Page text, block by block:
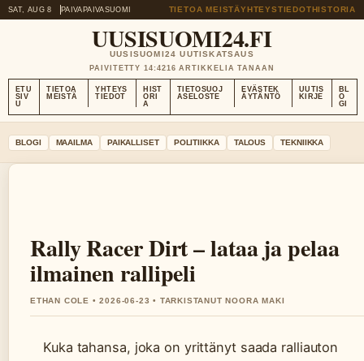
SAT, AUG 8 PAIVAPAIVASUOMI TIETOA MEISTÄYHTEYSTIEDOTHISTORIA
UUSISUOMI24.FI
UUSISUOMI24 UUTISKATSAUS
PAIVITETTY 14:4216 ARTIKKELIA TANAAN
ETU
SIV
U
TIETOA
MEISTÄ
YHTEYS
TIEDOT
HIST
ORI
A
TIETOSUOJ
ASELOSTE
EVÄSTEK
ÄYTÄNTÖ
UUTIS
KIRJE
BL
O
GI
BLOGI MAAILMA PAIKALLISET POLITIIKKA TALOUS TEKNIIKKA
Rally Racer Dirt – lataa ja pelaa
ilmainen rallipeli
ETHAN COLE • 2026-06-23 • TARKISTANUT NOORA MAKI
Kuka tahansa, joka on yrittänyt saada ralliauton